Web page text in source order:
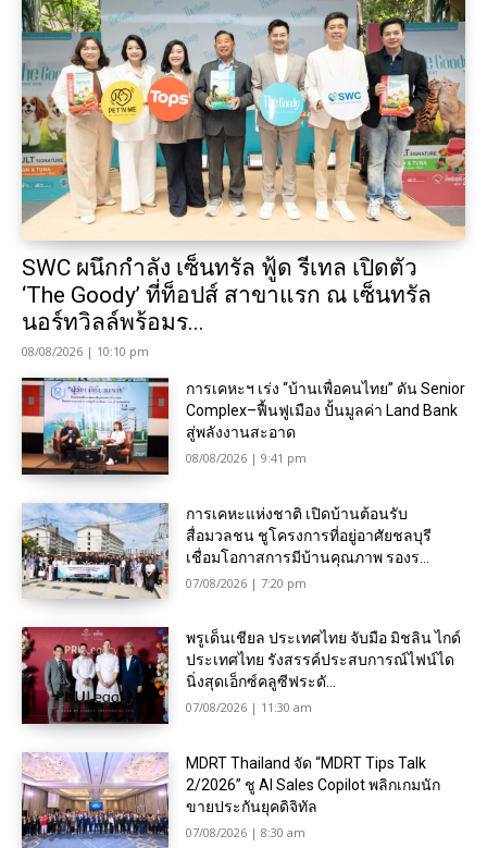
SWC ผนึกกำลัง เซ็นทรัล ฟู้ด รีเทล เปิดตัว
‘The Goody’ ที่ท็อปส์ สาขาแรก ณ เซ็นทรัล
นอร์ทวิลล์พร้อมร...
08/08/2026 | 10:10 pm
การเคหะฯ เร่ง “บ้านเพื่อคนไทย” ดัน Senior
Complex–ฟื้นฟูเมือง ปั้นมูลค่า Land Bank
สู่พลังงานสะอาด
08/08/2026 | 9:41 pm
การเคหะแห่งชาติ เปิดบ้านต้อนรับ
สื่อมวลชน ชูโครงการที่อยู่อาศัยชลบุรี
เชื่อมโอกาสการมีบ้านคุณภาพ รองร...
07/08/2026 | 7:20 pm
พรูเด็นเชียล ประเทศไทย จับมือ มิชลิน ไกด์
ประเทศไทย รังสรรค์ประสบการณ์ไฟน์ได
นิ่งสุดเอ็กซ์คลูซีฟระดั...
07/08/2026 | 11:30 am
MDRT Thailand จัด “MDRT Tips Talk
2/2026” ชู AI Sales Copilot พลิกเกมนัก
ขายประกันยุคดิจิทัล
07/08/2026 | 8:30 am